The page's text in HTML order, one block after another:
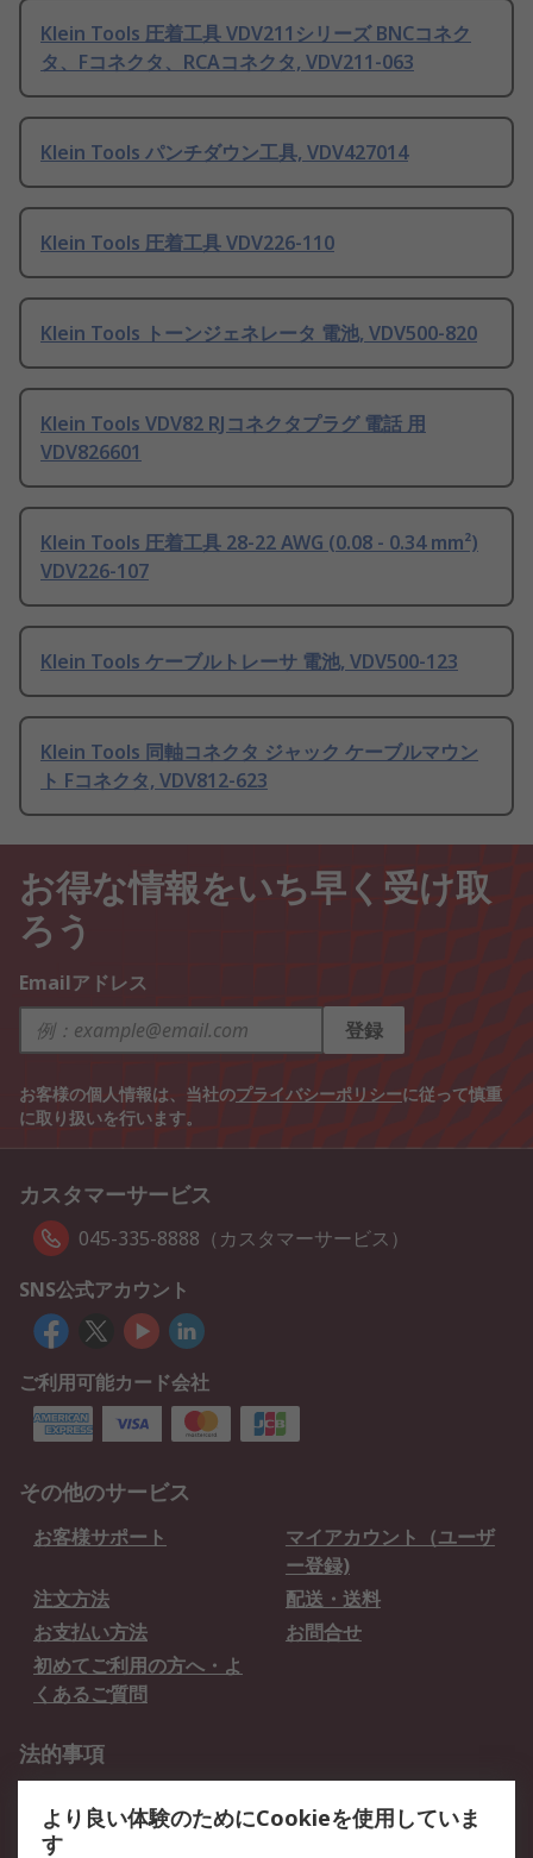
Klein Tools 圧着工具 VDV211シリーズ BNCコネク
タ、Fコネクタ、RCAコネクタ, VDV211-063
Klein Tools パンチダウン工具, VDV427014
Klein Tools 圧着工具 VDV226-110
Klein Tools トーンジェネレータ 電池, VDV500-820
Klein Tools VDV82 RJコネクタプラグ 電話 用
VDV826601
Klein Tools 圧着工具 28-22 AWG (0.08 - 0.34 mm²)
VDV226-107
Klein Tools ケーブルトレーサ 電池, VDV500-123
Klein Tools 同軸コネクタ ジャック ケーブルマウン
ト Fコネクタ, VDV812-623
お得な情報をいち早く受け取
ろう
Emailアドレス
登録
お客様の個人情報は、当社のプライバシーポリシーに従って慎重
に取り扱いを行います。
カスタマーサービス
045-335-8888（カスタマーサービス）
SNS公式アカウント
ご利用可能カード会社
その他のサービス
お客様サポート
マイアカウント（ユーザ
ー登録)
注文方法
配送・送料
お支払い方法
お問合せ
初めてご利用の方へ・よ
くあるご質問
法的事項
クッキーポリシー
より良い体験のためにCookieを使用していま
す